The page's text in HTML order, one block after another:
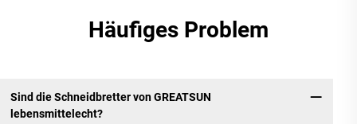
Häufiges Problem
Sind die Schneidbretter von GREATSUN
lebensmittelecht?